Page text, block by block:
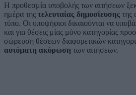
Η προθεσμία υποβολής των αιτήσεων
ημέρα της τελευταίας δημοσίευσης της
τύπο. Οι υποψήφιοι δικαιούνται να
και για θέσεις μίας μόνο κατηγορίας
σώρευση θέσεων διαφορετικών
αυτόματη ακύρωση των αιτήσεων.